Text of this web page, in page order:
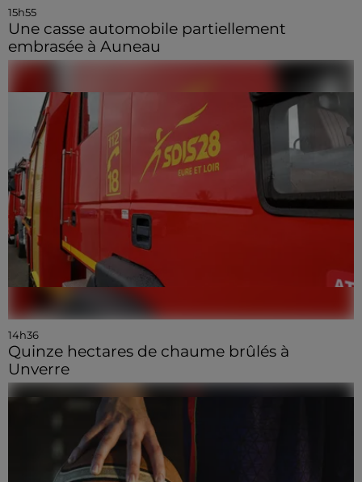
15h55
Une casse automobile partiellement
embrasée à Auneau
14h36
Quinze hectares de chaume brûlés à
Unverre